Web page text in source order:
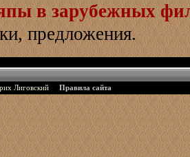
в зарубежных
предложения.
Лиговский Правила сайта